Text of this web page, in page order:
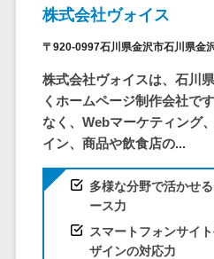
BPMツール>
ChatGPTサ
ワークフロ
マニュアル
物品管理シス
帳票作成サ
車両管理シ
コミュ
オンラ
トレー
イル共
ファイ
サービ
文書管
株式会社ヴォイス
〒920-0997石川県金沢市石川県金
株式会社ヴォイスは、石川
くホームページ制作会社で
なく、Webマーケティング
イン、商品や飲食店の...
多様な分野で活かせ
ース力
スマートフォンサイ
ザインの対応力